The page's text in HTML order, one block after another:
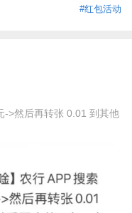
#红包活动
->然后再转张 0.01 到其他